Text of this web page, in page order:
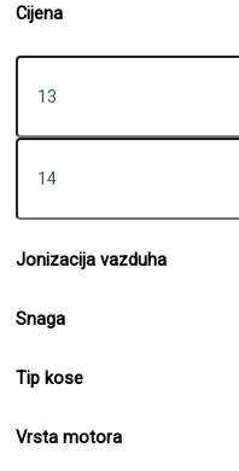
Cijena
Jonizacija vazduha
Snaga
Tip kose
Vrsta motora